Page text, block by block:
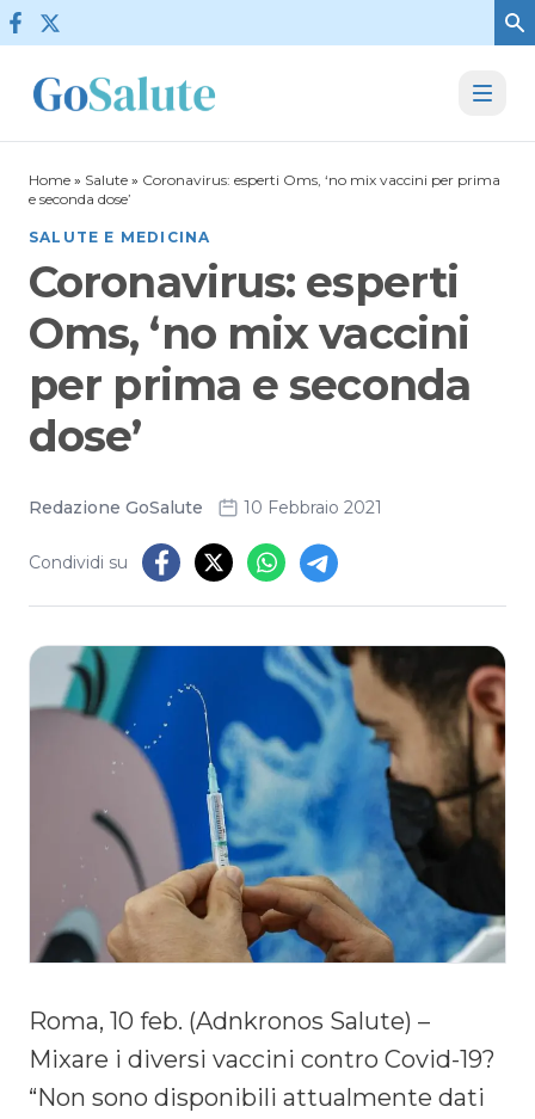
Vai al contenuto
Home » Salute » Coronavirus: esperti Oms, ‘no mix vaccini per prima
e seconda dose’
SALUTE E MEDICINA
Coronavirus: esperti
Oms, ‘no mix vaccini
per prima e seconda
dose’
Redazione GoSalute 10 Febbraio 2021
Condividi su
Roma, 10 feb. (Adnkronos Salute) –
Mixare i diversi vaccini contro Covid-19?
“Non sono disponibili attualmente dati